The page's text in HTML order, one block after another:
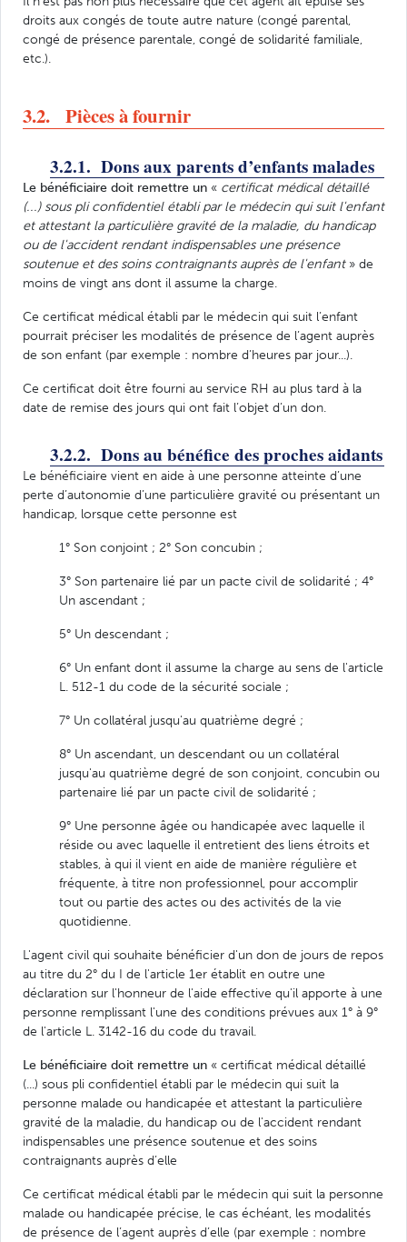
droits aux congés de toute autre nature (congé parental,
congé de présence parentale, congé de solidarité familiale,
etc.).
3.2. Pièces à fournir
3.2.1. Dons aux parents d’enfants malades
Le bénéficiaire doit remettre un « certificat médical détaillé
(...) sous pli confidentiel établi par le médecin qui suit l'enfant
et attestant la particulière gravité de la maladie, du handicap
ou de l'accident rendant indispensables une présence
soutenue et des soins contraignants auprès de l'enfant » de
moins de vingt ans dont il assume la charge.
Ce certificat médical établi par le médecin qui suit l’enfant
pourrait préciser les modalités de présence de l’agent auprès
de son enfant (par exemple : nombre d’heures par jour...).
Ce certificat doit être fourni au service RH au plus tard à la
date de remise des jours qui ont fait l’objet d’un don.
3.2.2. Dons au bénéfice des proches aidants
Le bénéficiaire vient en aide à une personne atteinte d’une
perte d’autonomie d’une particulière gravité ou présentant un
handicap, lorsque cette personne est
1° Son conjoint ; 2° Son concubin ;
3° Son partenaire lié par un pacte civil de solidarité ; 4°
Un ascendant ;
5° Un descendant ;
6° Un enfant dont il assume la charge au sens de l'article
L. 512-1 du code de la sécurité sociale ;
7° Un collatéral jusqu'au quatrième degré ;
8° Un ascendant, un descendant ou un collatéral
jusqu'au quatrième degré de son conjoint, concubin ou
partenaire lié par un pacte civil de solidarité ;
9° Une personne âgée ou handicapée avec laquelle il
réside ou avec laquelle il entretient des liens étroits et
stables, à qui il vient en aide de manière régulière et
fréquente, à titre non professionnel, pour accomplir
tout ou partie des actes ou des activités de la vie
quotidienne.
L'agent civil qui souhaite bénéficier d'un don de jours de repos
au titre du 2° du I de l'article 1er établit en outre une
déclaration sur l'honneur de l'aide effective qu'il apporte à une
personne remplissant l'une des conditions prévues aux 1° à 9°
de l'article L. 3142-16 du code du travail.
Le bénéficiaire doit remettre un « certificat médical détaillé
(...) sous pli confidentiel établi par le médecin qui suit la
personne malade ou handicapée et attestant la particulière
gravité de la maladie, du handicap ou de l'accident rendant
indispensables une présence soutenue et des soins
contraignants auprès d’elle
Ce certificat médical établi par le médecin qui suit la personne
malade ou handicapée précise, le cas échéant, les modalités
de présence de l’agent auprès d’elle (par exemple : nombre